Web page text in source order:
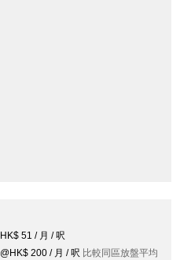
HK$ 51 / 月 / 呎
@HK$ 200 / 月 / 呎 比較同區放盤平均